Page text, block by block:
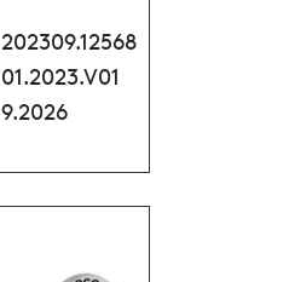
202309.12568
01.2023.V01
9.2026